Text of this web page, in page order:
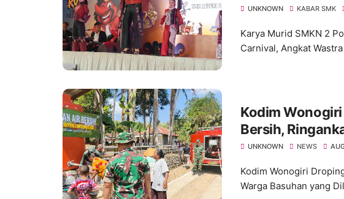
Wastra
UNKNOWN KABAR SMK
Karya Murid SMKN 2
Carnival, Angkat
Kodim
Bersih,
yang Dilanda
UNKNOWN NEWS
Kodim Wonogiri
Warga Basuhan yang